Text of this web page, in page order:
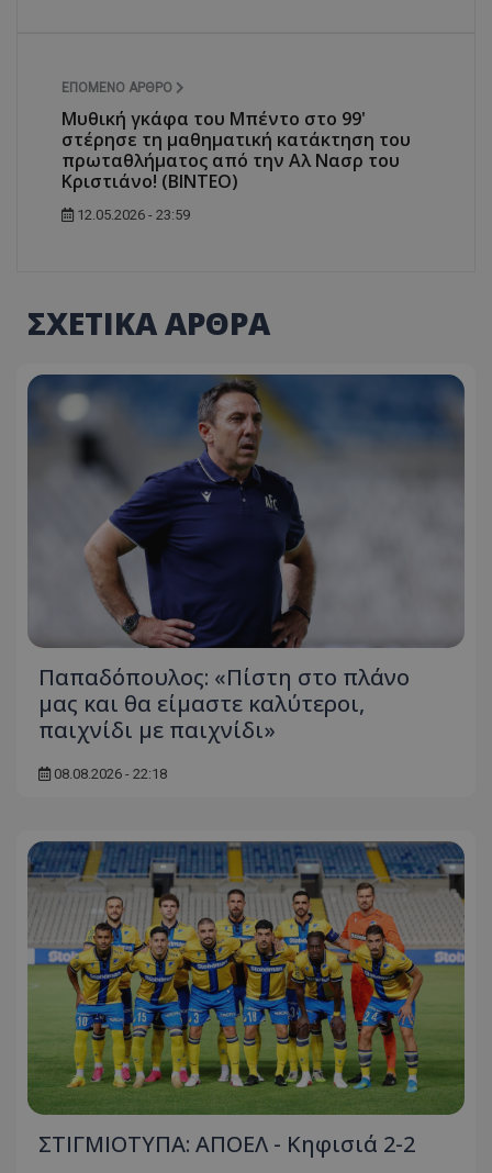
ΕΠΌΜΕΝΟ ΆΡΘΡΟ
Μυθική γκάφα του Μπέντο στο 99'
στέρησε τη μαθηματική κατάκτηση του
πρωταθλήματος από την Αλ Νασρ του
Κριστιάνο! (BINTEO)
12.05.2026 - 23:59
ΣΧΕΤΙΚΑ ΑΡΘΡΑ
Παπαδόπουλος: «Πίστη στο πλάνο
μας και θα είμαστε καλύτεροι,
παιχνίδι με παιχνίδι»
08.08.2026 - 22:18
ΣΤΙΓΜΙΟΤΥΠΑ: ΑΠΟΕΛ - Κηφισιά 2-2